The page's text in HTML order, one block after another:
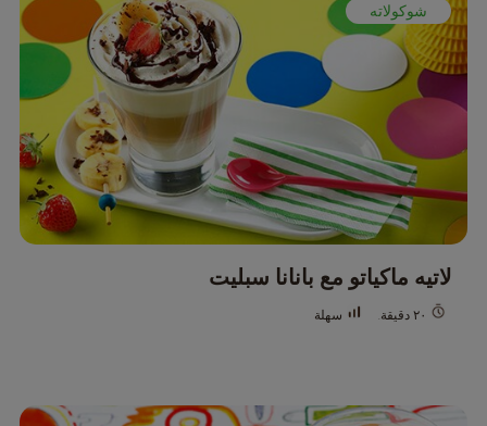
شوكولاته
لاتيه ماكياتو مع بانانا سبليت
٢٠ دقيقة. سهلة